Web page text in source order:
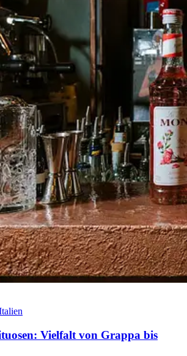
Vielfalt von Grappa bis